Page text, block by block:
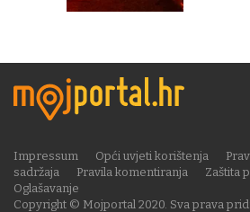
Copyright © Mojportal 2020. Sva prava
Impressum Opći uvjeti korištenja
sadržaja
Pravila komentiranja Zaštita
Oglašavanje